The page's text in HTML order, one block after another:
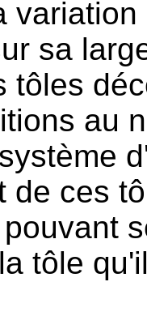
sa
tôles
au
de ces
tôle